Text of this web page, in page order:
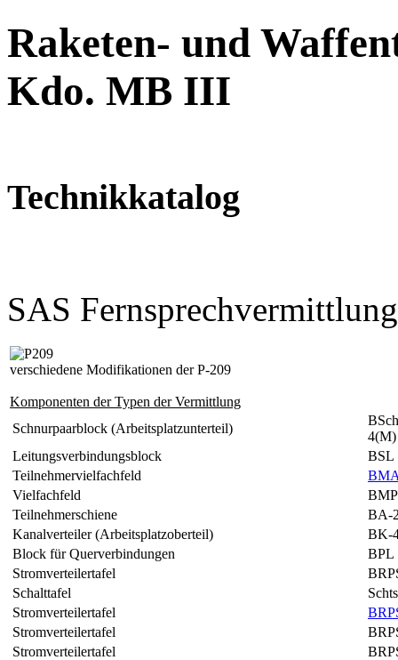
Raketen- und
Kdo. MB III
Technikkatalog
SAS
verschiedene Modifikationen der P-209
Komponenten der Typen der Vermittlung
Schnurpaarblock (Arbeitsplatzunterteil)
4(M)
Leitungsverbindungsblock
BSL
Teilnehmervielfachfeld
Vielfachfeld
Teilnehmerschiene
BA-
Kanalverteiler (Arbeitsplatzoberteil)
BK-
Block für Querverbindungen
BPL
Stromverteilertafel
Schalttafel
Stromverteilertafel
Stromverteilertafel
Stromverteilertafel